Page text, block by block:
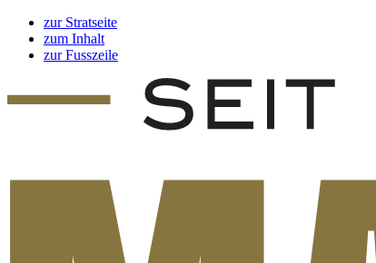
zur Stratseite
zum Inhalt
zur Fusszeile